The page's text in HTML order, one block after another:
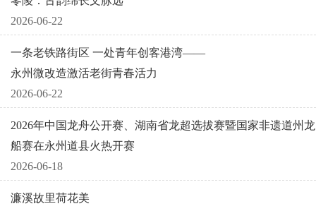
2026-06-22
一条老铁路街区 一处青年创客港湾——
永州微改造激活老街青春活力
2026-06-22
2026年中国龙舟公开赛、湖南省龙超选拔赛暨国家非遗道州龙
船赛在永州道县火热开赛
2026-06-18
濂溪故里荷花美